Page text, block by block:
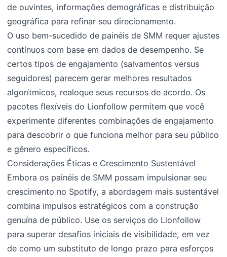
de ouvintes, informações demográficas e distribuição
geográfica para refinar seu direcionamento.
O uso bem-sucedido de painéis de SMM requer ajustes
contínuos com base em dados de desempenho. Se
certos tipos de engajamento (salvamentos versus
seguidores) parecem gerar melhores resultados
algorítmicos, realoque seus recursos de acordo. Os
pacotes flexíveis do Lionfollow permitem que você
experimente diferentes combinações de engajamento
para descobrir o que funciona melhor para seu público
e gênero específicos.
Considerações Éticas e Crescimento Sustentável
Embora os painéis de SMM possam impulsionar seu
crescimento no Spotify, a abordagem mais sustentável
combina impulsos estratégicos com a construção
genuína de público. Use os serviços do Lionfollow
para superar desafios iniciais de visibilidade, em vez
de como um substituto de longo prazo para esforços